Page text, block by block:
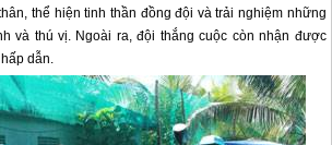
thể hiện tinh thần đồng đội và trải nghiệm những
và thú vị. Ngoài ra, đội thắng cuộc còn nhận được
dẫn.